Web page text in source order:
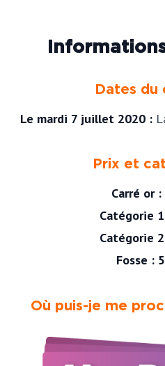
Dates du
Le mardi 7 juillet 2020 :
Prix et
Carré or
Catégorie
Catégorie
Fosse :
Où puis-je me